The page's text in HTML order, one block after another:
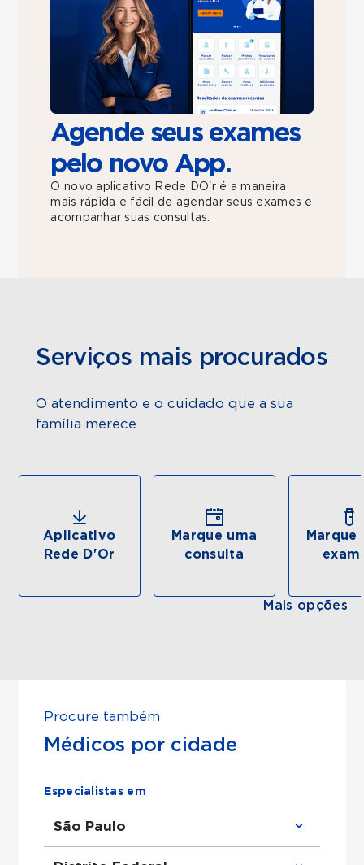
Agende seus exames
pelo novo App.
O novo aplicativo Rede DO'r é a maneira
mais rápida e fácil de agendar seus exames e
acompanhar suas consultas.
Serviços mais procurados
O atendimento e o cuidado que a sua
família merece
Aplicativo
Rede D'Or
Marque uma
consulta
Marque
Mais opções
Procure também
Médicos por cidade
Especialistas em
São Paulo
Clínico Geral em São Paulo